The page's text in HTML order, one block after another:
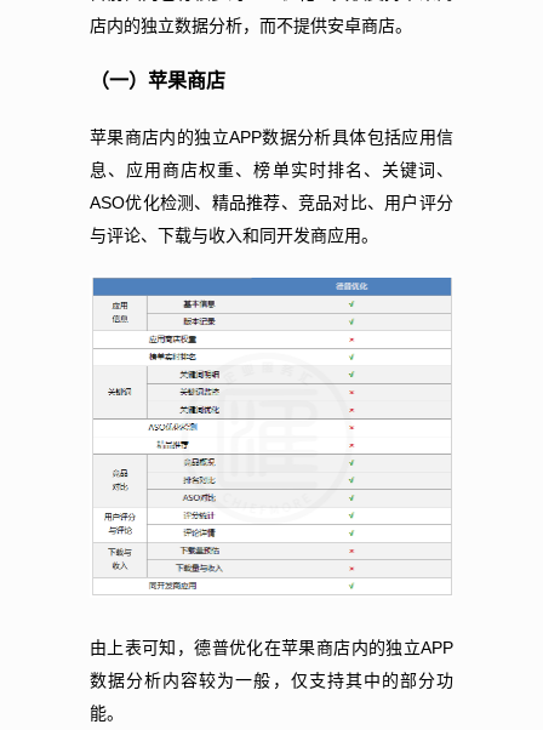
店内的独立数据分析，而不提供安卓商店。
（一）苹果商店
苹果商店内的独立APP数据分析具体包括应用信
息、应用商店权重、榜单实时排名、关键词、
ASO优化检测、精品推荐、竞品对比、用户评分
与评论、下载与收入和同开发商应用。
由上表可知，德普优化在苹果商店内的独立APP
数据分析内容较为一般，仅支持其中的部分功
能。